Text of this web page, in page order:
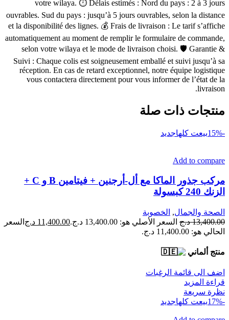
votre wilaya. ⏱ Délais estimés : Nord du pays : 2 à 3 jours
ouvrables. Sud du pays : jusqu’à 5 jours ouvrables, selon la distance
et la disponibilité des lignes. 💰 Frais de livraison : Le tarif s’affiche
automatiquement au moment de remplir le formulaire de commande,
selon votre wilaya et le mode de livraison choisi. 🛡 Garantie &
Suivi : Chaque colis est soigneusement emballé et suivi jusqu’à sa
réception. En cas de retard exceptionnel, notre équipe logistique
vous contactera directement pour vous informer de l’état de la
livraison.
منتجات ذات صلة
-15% بيعت كلهاجديد
Add to compare
مركب جذور الماكا مع أل-أرجنين + فيتامين B و C +
الزنك 240 كبسولة
الصحة والجمال, الخصوبة
13,400.00 د.ج السعر الأصلي هو: 13,400.00 د.ج. 11,400.00 د.ج السعر
الحالي هو: 11,400.00 د.ج.
منتج ألماني
اضف الى قائمة الرغبات
قراءة المزيد
نظرة سريعة
-17%
بيعت كلهاجديد